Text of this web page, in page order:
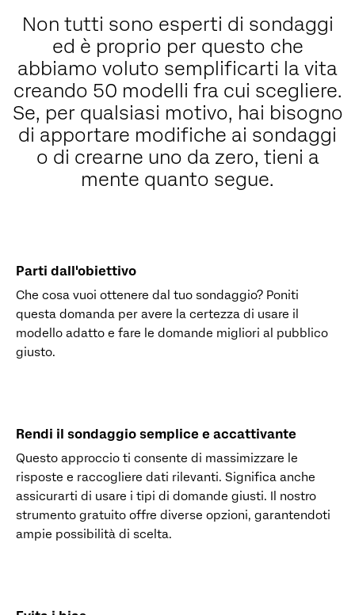
Non tutti sono esperti di sondaggi
ed è proprio per questo che
abbiamo voluto semplificarti la vita
creando 50 modelli fra cui scegliere.
Se, per qualsiasi motivo, hai bisogno
di apportare modifiche ai sondaggi
o di crearne uno da zero, tieni a
mente quanto segue.
Parti dall'obiettivo
Che cosa vuoi ottenere dal tuo sondaggio? Poniti
questa domanda per avere la certezza di usare il
modello adatto e fare le domande migliori al pubblico
giusto.
Rendi il sondaggio semplice e accattivante
Questo approccio ti consente di massimizzare le
risposte e raccogliere dati rilevanti. Significa anche
assicurarti di usare i tipi di domande giusti. Il nostro
strumento gratuito offre diverse opzioni, garantendoti
ampie possibilità di scelta.